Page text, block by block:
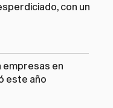
con un
empresas en
este año